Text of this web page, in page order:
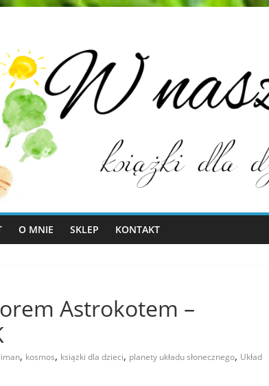
O MNIE SKLEP KONTAKT
Astrokotem –
, kosmos, książki dla dzieci, planety układu słonecznego, Układ